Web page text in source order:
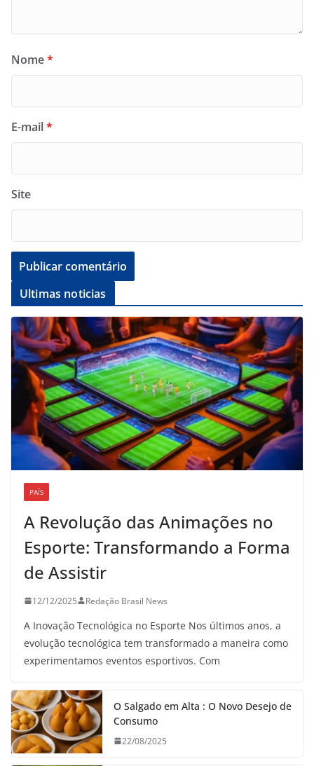
Nome*
E-mail*
Site
Ultimas noticias
PAÍS
A Revolução das Animações no
Esporte: Transformando a Forma
de Assistir
12/12/2025 Redação Brasil News
A Inovação Tecnológica no Esporte Nos últimos anos, a
evolução tecnológica tem transformado a maneira como
experimentamos eventos esportivos. Com
O Salgado em Alta : O Novo Desejo de
Consumo
22/08/2025